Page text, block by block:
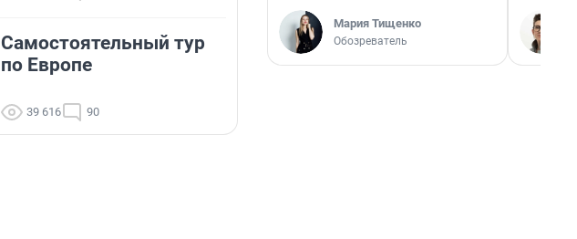
Самостоятельный тур
по Европе
39 616 90
Мария Тищенко
Обозреватель